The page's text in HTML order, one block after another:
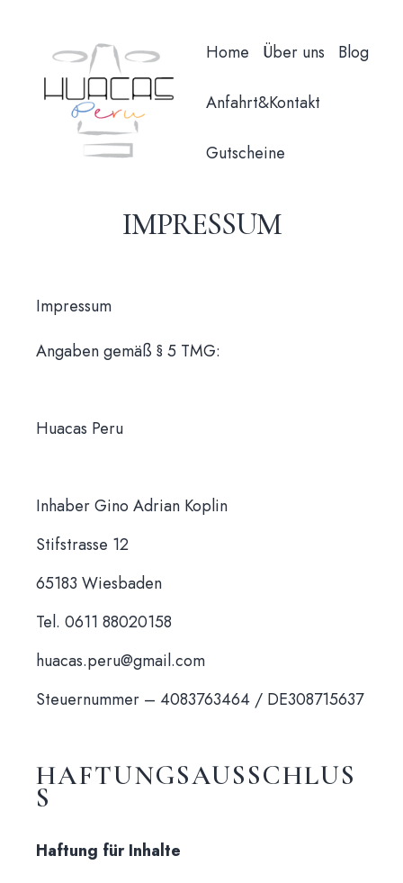
Home Über uns Blog
Anfahrt&Kontakt
Gutscheine
IMPRESSUM
Impressum
Angaben gemäß § 5 TMG:
Huacas Peru
Inhaber Gino Adrian Koplin
Stifstrasse 12
65183 Wiesbaden
Tel. 0611 88020158
huacas.peru@gmail.com
Steuernummer – 4083763464 / DE308715637
HAFTUNGSAUSSCHLUS
S
Haftung für Inhalte